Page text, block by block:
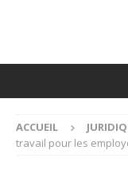
ACCUEIL
travail pour les